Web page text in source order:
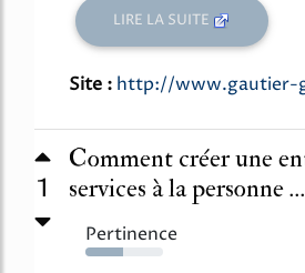
LIRE LA SUITE
Site : http://www.gautier-
1
Comment créer une
services à la personne ...
Pertinence
48%